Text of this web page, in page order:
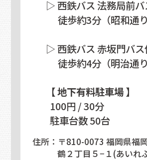
▷ 西鉄バス 法務局前バ
徒歩約3分（昭和通り
▷ 西鉄バス 赤坂門バス
徒歩約4分（明治通り
【 地下有料駐車場 】
100円 / 30分
駐車台数 50台
住所：〒810-0073 福岡県福
鶴２丁目５−１(あいれ